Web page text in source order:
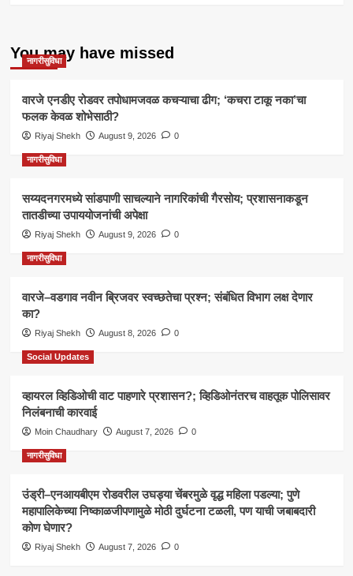
You may have missed
नागरीसुविधा
वारजे एनडीए रोडवर तपोधामजवळ कचऱ्याचा ढीग; ‘कचरा टाकू नका’चा
फलक केवळ शोभेसाठी?
Riyaj Shekh August 9, 2026 0
नागरीसुविधा
सय्यदनगरमध्ये सांडपाणी साचल्याने नागरिकांची गैरसोय; प्रशासनाकडून
तातडीच्या उपाययोजनांची अपेक्षा
Riyaj Shekh August 9, 2026 0
नागरीसुविधा
वारजे–वडगाव नवीन ब्रिजवर स्वच्छतेचा प्रश्न; संबंधित विभाग लक्ष देणार
का?
Riyaj Shekh August 8, 2026 0
Social Updates
व्हायरल व्हिडिओची वाट पाहणारे प्रशासन?; व्हिडिओनंतरच वाहतूक पोलिसावर
निलंबनाची कारवाई
Moin Chaudhary August 7, 2026 0
नागरीसुविधा
उंड्री–एनआयबीएम रोडवरील उघड्या चेंबरमुळे वृद्ध महिला पडल्या; पुणे
महापालिकेच्या निष्काळजीपणामुळे मोठी दुर्घटना टळली, पण याची जबाबदारी
कोण घेणार?
Riyaj Shekh August 7, 2026 0